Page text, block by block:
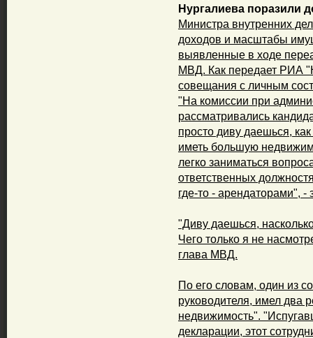
Нургалиева поразили
Министра внутренних
доходов и масштабы
выявленные в ходе
МВД. Как передает РИА
совещания с личным
"На комиссии при
рассматривались
просто диву даешься,
иметь большую
легко заниматься
ответственных
где-то - арендаторами", -
"Диву даешься,
Чего только я не
глава МВД.
По его словам, один из
руководителя, имел два
недвижимость".
декларации, этот